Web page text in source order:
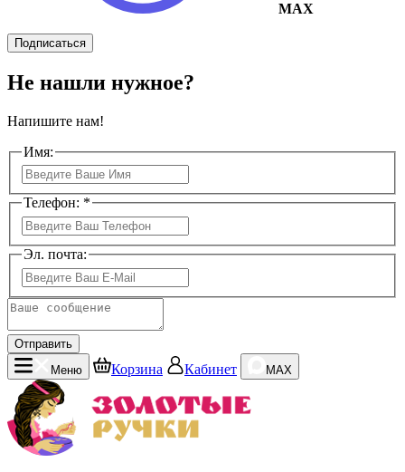
MAX
Подписаться
Не нашли нужное?
Напишите нам!
Имя:
Телефон: *
Эл. почта:
Отправить
Меню
Корзина Кабинет MAX